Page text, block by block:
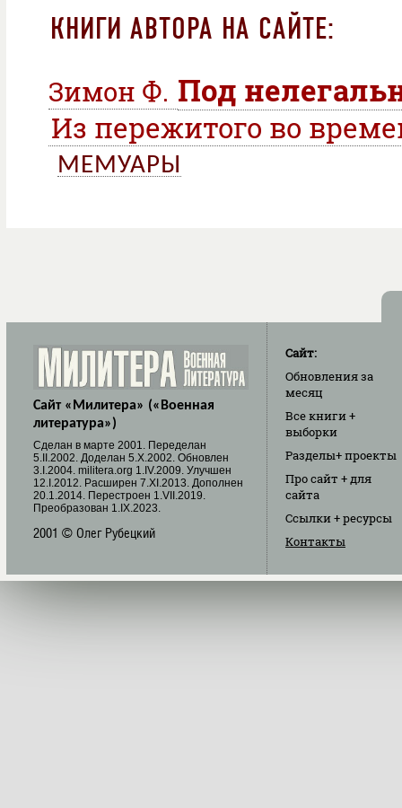
КНИГИ АВТОРА НА САЙТЕ:
Зимон Ф. Под
Из пережитого во
МЕМУАРЫ
Сайт «Милитера» («Военная
литература»)
Cделан в марте 2001. Переделан
5.II.2002. Доделан 5.X.2002. Обновлен
3.I.2004. militera.org 1.IV.2009. Улучшен
12.I.2012. Расширен 7.XI.2013. Дополнен
20.1.2014. Перестроен 1.VII.2019.
Преобразован 1.IX.2023.
2001 © Олег Рубецкий
Сайт:
Обновленияза
месяц
Все книги+
выборки
Разделы+ проекты
Про сайт + для
сайта
Ссылки+ ресурсы
Контакты